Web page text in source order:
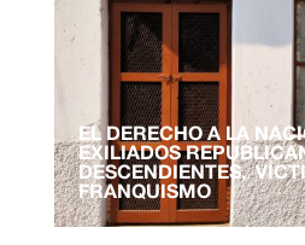
EL DERECHO A LA
EXILIADOS
DESCENDIENTES,
FRANQUISMO